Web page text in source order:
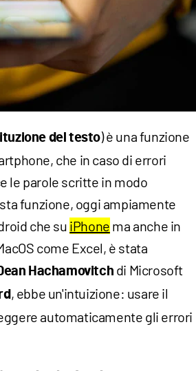
del testo) è una funzione
che in caso di errori
le parole scritte in modo
funzione, oggi ampiamente
che su iPhone ma anche in
come Excel, è stata
Hachamovitch di Microsoft
, ebbe un'intuizione: usare il
automaticamente gli errori